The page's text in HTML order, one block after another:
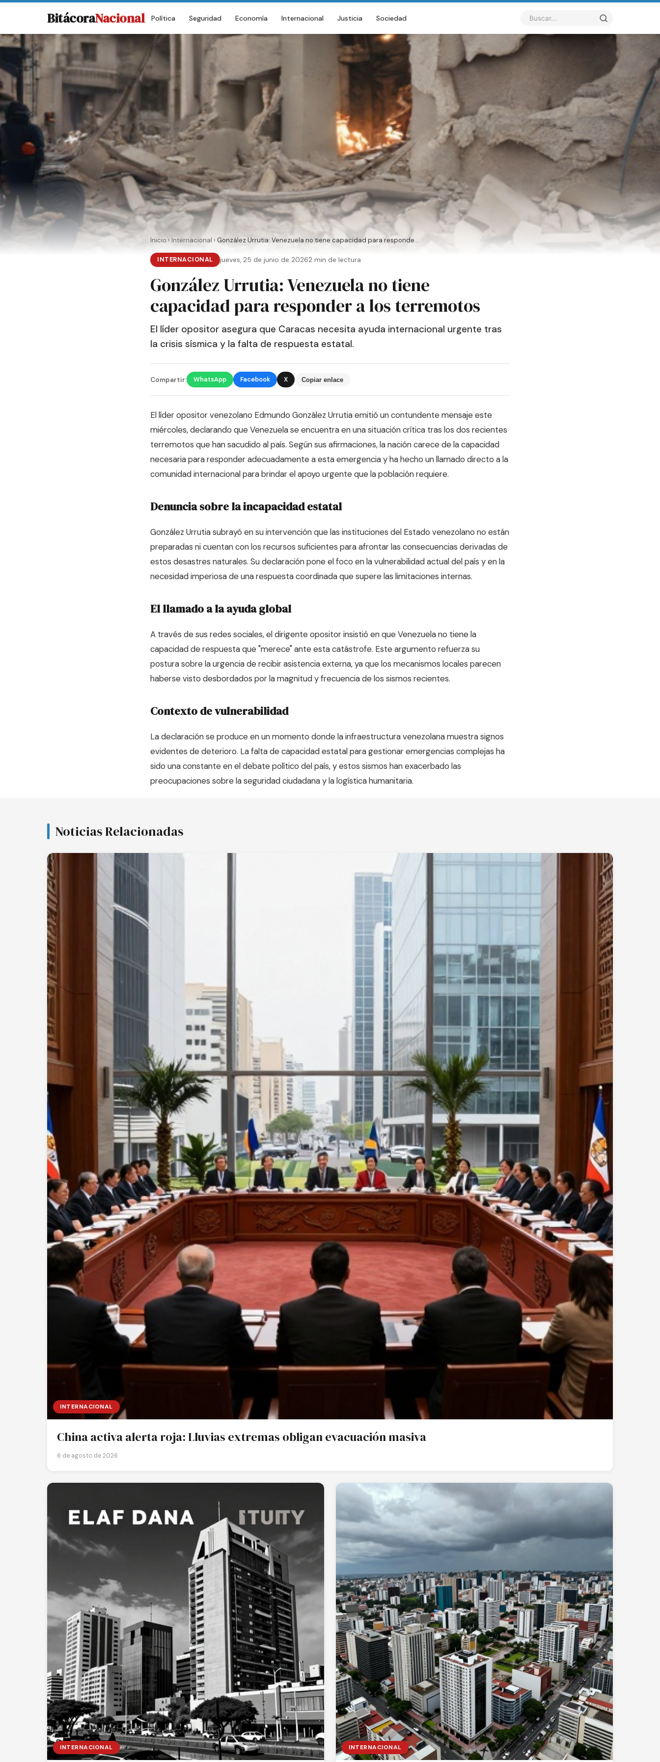
BitácoraNacional Política Seguridad Economía Internacional Justicia Sociedad
Inicio › Internacional › González Urrutia: Venezuela no tiene capacidad para responde...
INTERNACIONAL jueves, 25 de junio de 20262 min de lectura
González Urrutia: Venezuela no tiene
capacidad para responder a los terremotos
El líder opositor asegura que Caracas necesita ayuda internacional urgente tras
la crisis sísmica y la falta de respuesta estatal.
Compartir: WhatsApp Facebook X Copiar enlace
El líder opositor venezolano Edmundo González Urrutia emitió un contundente mensaje este
miércoles, declarando que Venezuela se encuentra en una situación crítica tras los dos recientes
terremotos que han sacudido al país. Según sus afirmaciones, la nación carece de la capacidad
necesaria para responder adecuadamente a esta emergencia y ha hecho un llamado directo a la
comunidad internacional para brindar el apoyo urgente que la población requiere.
Denuncia sobre la incapacidad estatal
González Urrutia subrayó en su intervención que las instituciones del Estado venezolano no están
preparadas ni cuentan con los recursos suficientes para afrontar las consecuencias derivadas de
estos desastres naturales. Su declaración pone el foco en la vulnerabilidad actual del país y en la
necesidad imperiosa de una respuesta coordinada que supere las limitaciones internas.
El llamado a la ayuda global
A través de sus redes sociales, el dirigente opositor insistió en que Venezuela no tiene la
capacidad de respuesta que "merece" ante esta catástrofe. Este argumento refuerza su
postura sobre la urgencia de recibir asistencia externa, ya que los mecanismos locales parecen
haberse visto desbordados por la magnitud y frecuencia de los sismos recientes.
Contexto de vulnerabilidad
La declaración se produce en un momento donde la infraestructura venezolana muestra signos
evidentes de deterioro. La falta de capacidad estatal para gestionar emergencias complejas ha
sido una constante en el debate político del país, y estos sismos han exacerbado las
preocupaciones sobre la seguridad ciudadana y la logística humanitaria.
Noticias Relacionadas
INTERNACIONAL
China activa alerta roja: Lluvias extremas obligan evacuación masiva
6 de agosto de 2026
INTERNACIONAL INTERNACIONAL